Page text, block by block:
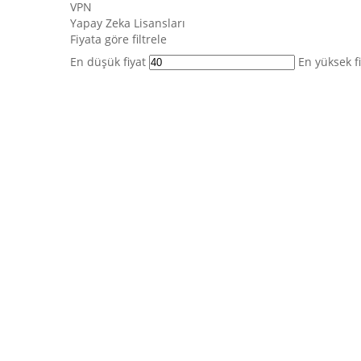
VPN
Yapay Zeka Lisansları
Fiyata göre filtrele
En düşük fiyat
En yüksek